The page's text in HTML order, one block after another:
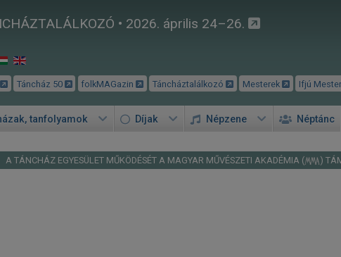
• 2026. április 24–26.
Táncház 50 folkMAGazin Táncháztalálkozó Mesterek Ifjú
tanfolyamok Díjak Népzene Néptánc
A TÁNCHÁZ EGYESÜLET MŰKÖDÉSÉT A MAGYAR MŰVÉSZETI AKADÉMIA ( )